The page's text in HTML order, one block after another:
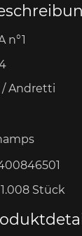
n°1
/ Andretti
Stück